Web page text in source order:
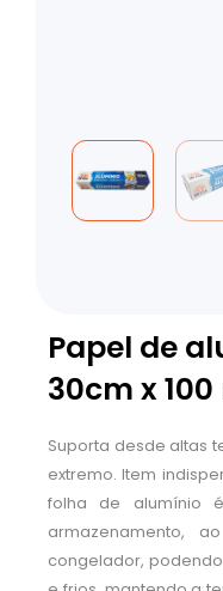
Papel de
30cm x
Suporta desde altas
extremo. Item
folha de alumínio
armazenamento,
congelador,